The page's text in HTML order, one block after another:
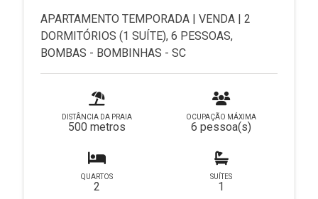
APARTAMENTO TEMPORADA | VENDA | 2
DORMITÓRIOS (1 SUÍTE), 6 PESSOAS,
BOMBAS - BOMBINHAS - SC
DISTÂNCIA DA PRAIA
500 metros
OCUPAÇÃO MÁXIMA
6 pessoa(s)
QUARTOS
2
SUÍTES
1